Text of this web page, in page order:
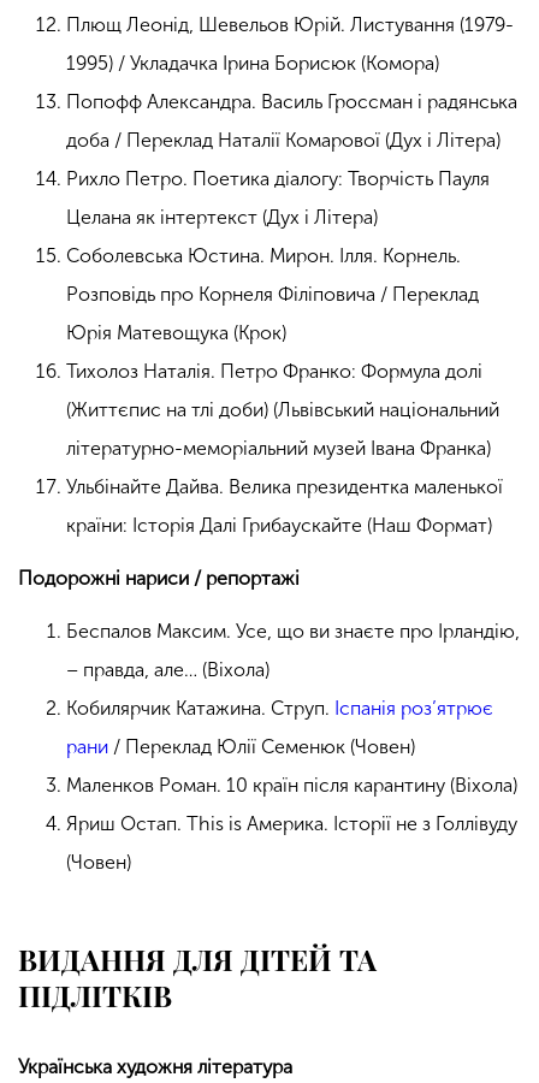
Плющ Леонід, Шевельов Юрій. Листування (1979-
1995) / Укладачка Ірина Борисюк (Комора)
Попофф Александра. Василь Гроссман і радянська
доба / Переклад Наталії Комарової (Дух і Літера)
Рихло Петро. Поетика діалогу: Творчість Пауля
Целана як інтертекст (Дух і Літера)
Соболевська Юстина. Мирон. Ілля. Корнель.
Розповідь про Корнеля Філіповича / Переклад
Юрія Матевощука (Крок)
Тихолоз Наталія. Петро Франко: Формула долі
(Життєпис на тлі доби) (Львівський національний
літературно-меморіальний музей Івана Франка)
Ульбінайте Дайва. Велика президентка маленької
країни: Історія Далі Грибаускайте (Наш Формат)
Подорожні нариси / репортажі
Беспалов Максим. Усе, що ви знаєте про Ірландію,
– правда, але… (Віхола)
Кобилярчик Катажина. Струп. Іспанія роз’ятрює
рани / Переклад Юлії Семенюк (Човен)
Маленков Роман. 10 країн після карантину (Віхола)
Яриш Остап. This is Америка. Історії не з Голлівуду
(Човен)
ВИДАННЯ ДЛЯ ДІТЕЙ ТА
ПІДЛІТКІВ
Українська художня література